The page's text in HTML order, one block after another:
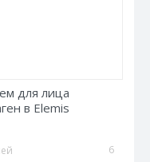
для лица
в Elemis
6